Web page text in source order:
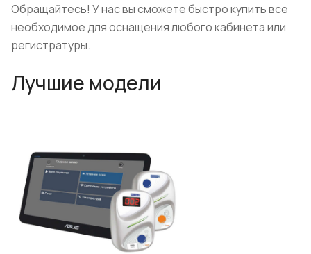
Обращайтесь! У нас вы сможете быстро купить все
необходимое для оснащения любого кабинета или
регистратуры.
Лучшие модели